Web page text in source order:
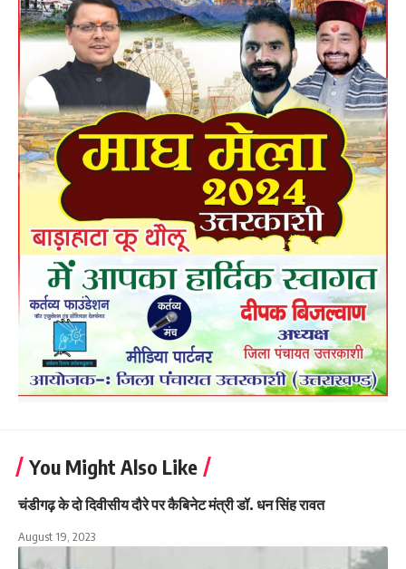
You Might Also Like
चंडीगढ़ के दो दिवीसीय दौरे पर कैबिनेट मंत्री डॉ. धन सिंह रावत
August 19, 2023